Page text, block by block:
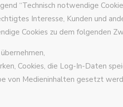
“Technisch notwendige
Interesse, Kunden und
Cookies zu dem folgenden
Cookies, die Log-In-Daten
von Medieninhalten gesetzt